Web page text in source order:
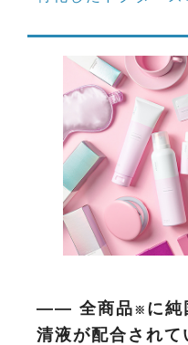
―― 全商品 ※ に純
清液が配合され